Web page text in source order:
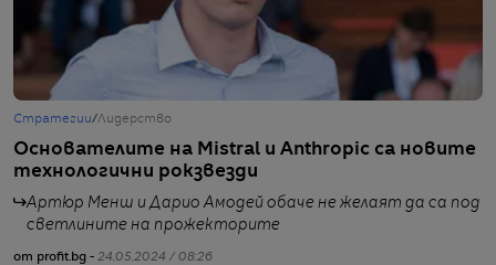
Стратегии/Лидерство
Основателите на Mistral и Anthropic са новите
технологични рокзвезди
Артюр Менш и Дарио Амодей обаче не желаят да са под
светлините на прожекторите
от profit.bg - 24.05.2024 / 08:26